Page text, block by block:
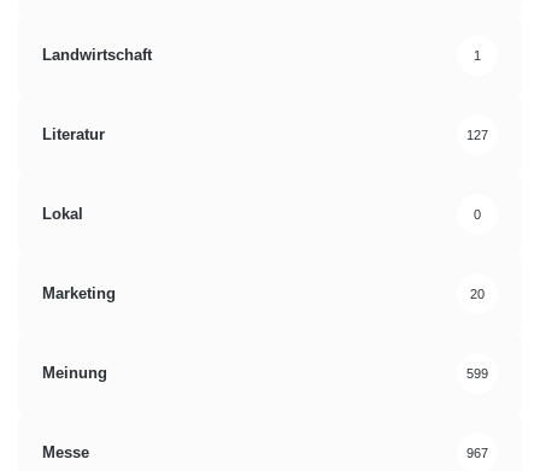
Landwirtschaft 1
Literatur 127
Lokal 0
Marketing 20
Meinung 599
Messe 967